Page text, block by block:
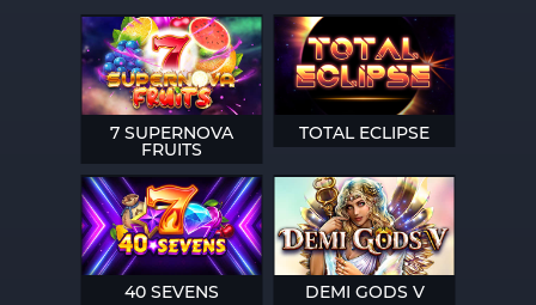
7 SUPERNOVA
FRUITS
TOTAL ECLIPSE
40 SEVENS DEMI GODS V